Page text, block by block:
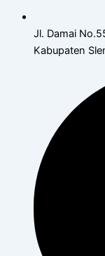
Jl. Damai
Kabupaten